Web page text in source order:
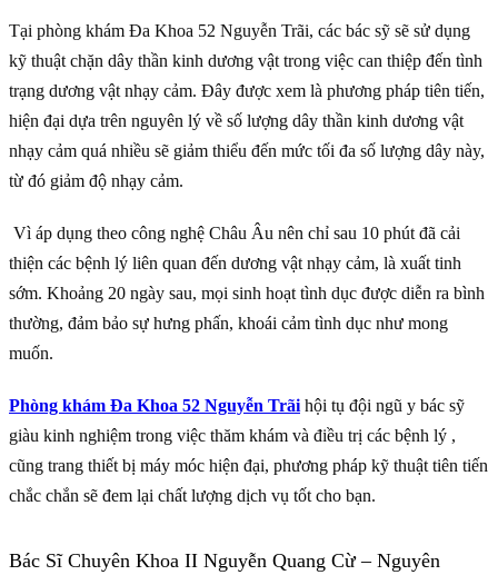
Tại phòng khám Đa Khoa 52 Nguyễn Trãi, các bác sỹ sẽ sử dụng
kỹ thuật chặn dây thần kinh dương vật trong việc can thiệp đến tình
trạng dương vật nhạy cảm. Đây được xem là phương pháp tiên tiến,
hiện đại dựa trên nguyên lý về số lượng dây thần kinh dương vật
nhạy cảm quá nhiều sẽ giảm thiểu đến mức tối đa số lượng dây này,
từ đó giảm độ nhạy cảm.
Vì áp dụng theo công nghệ Châu Âu nên chỉ sau 10 phút đã cải
thiện các bệnh lý liên quan đến dương vật nhạy cảm, là xuất tinh
sớm. Khoảng 20 ngày sau, mọi sinh hoạt tình dục được diễn ra bình
thường, đảm bảo sự hưng phấn, khoái cảm tình dục như mong
muốn.
Phòng khám Đa Khoa 52 Nguyễn Trãi hội tụ đội ngũ y bác sỹ
giàu kinh nghiệm trong việc thăm khám và điều trị các bệnh lý ,
cũng trang thiết bị máy móc hiện đại, phương pháp kỹ thuật tiên tiến
chắc chắn sẽ đem lại chất lượng dịch vụ tốt cho bạn.
Bác Sĩ Chuyên Khoa II Nguyễn Quang Cừ – Nguyên